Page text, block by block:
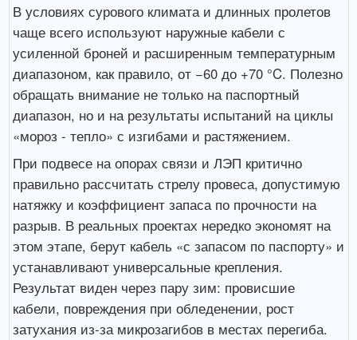
В условиях сурового климата и длинных пролетов
чаще всего используют наружные кабели с
усиленной броней и расширенным температурным
диапазоном, как правило, от −60 до +70 °C. Полезно
обращать внимание не только на паспортный
диапазон, но и на результаты испытаний на циклы
«мороз - тепло» с изгибами и растяжением.
При подвесе на опорах связи и ЛЭП критично
правильно рассчитать стрелу провеса, допустимую
натяжку и коэффициент запаса по прочности на
разрыв. В реальных проектах нередко экономят на
этом этапе, берут кабель «с запасом по паспорту» и
устанавливают универсальные крепления.
Результат виден через пару зим: провисшие
кабели, повреждения при обледенении, рост
затухания из-за микрозагибов в местах перегиба.